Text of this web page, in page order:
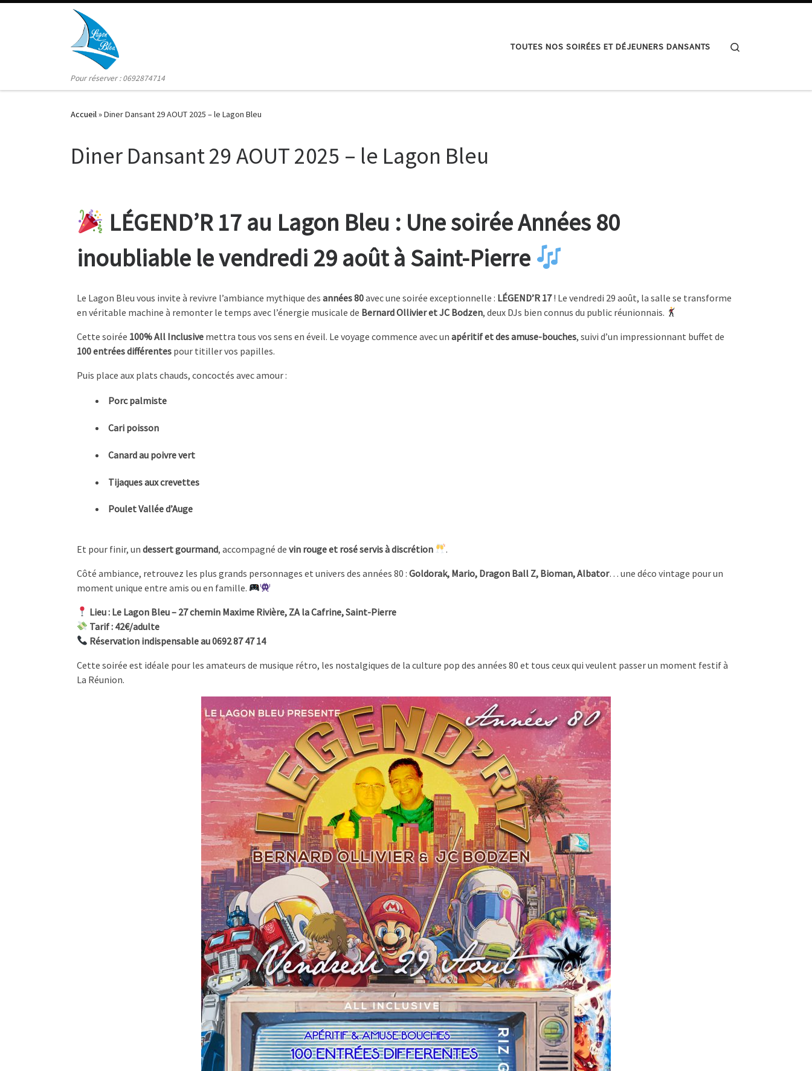
Pour réserver : 0692874714
TOUTES NOS SOIRÉES ET DÉJEUNERS DANSANTS
Accueil»Diner Dansant 29 AOUT 2025 – le Lagon Bleu
Diner Dansant 29 AOUT 2025 – le Lagon Bleu
LÉGEND’R 17 au Lagon Bleu : Une soirée Années 80
inoubliable le vendredi 29 août à Saint-Pierre
Le Lagon Bleu vous invite à revivre l’ambiance mythique des années 80avec une soirée exceptionnelle : LÉGEND’R 17! Le vendredi 29 août, la salle se transforme
en véritable machine à remonter le temps avec l’énergie musicale de Bernard Ollivier et JC Bodzen, deux DJs bien connus du public réunionnais.
Cette soirée 100% All Inclusive mettra tous vos sens en éveil. Le voyage commence avec un apéritif et des amuse-bouches, suivi d’un impressionnant buffet de
100 entrées différentes pour titiller vos papilles.
Puis place aux plats chauds, concoctés avec amour :
Porc palmiste
Cari poisson
Canard au poivre vert
Tijaques aux crevettes
Poulet Vallée d’Auge
Et pour finir, un dessert gourmand, accompagné de vin rouge et rosé servis à discrétion
.
Côté ambiance, retrouvez les plus grands personnages et univers des années 80 : Goldorak, Mario, Dragon Ball Z, Bioman, Albator… une déco vintage pour un
moment unique entre amis ou en famille.
Lieu : Le Lagon Bleu – 27 chemin Maxime Rivière, ZA la Cafrine, Saint-Pierre
Tarif : 42€/adulte
Réservation indispensable au 0692 87 47 14
Cette soirée est idéale pour les amateurs de musique rétro, les nostalgiques de la culture pop des années 80 et tous ceux qui veulent passer un moment festif à
La Réunion.